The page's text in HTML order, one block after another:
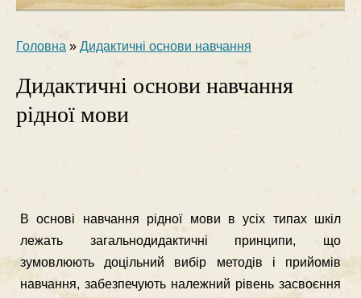
Головна » Дидактичні основи навчання
Дидактичні основи навчання
рідної мови
В основі навчання рідної мови в усіх типах шкіл
лежать загальнодидактичні принципи, що
зумовлюють доцільний вибір методів і прийомів
навчання, забезпе­чують належний рівень засвоєння